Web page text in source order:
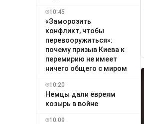
10:45
«Заморозить
конфликт, чтобы
перевооружиться»:
почему призыв Киева к
перемирию не имеет
ничего общего с миром
10:20
Немцы дали евреям
козырь в войне
10:09